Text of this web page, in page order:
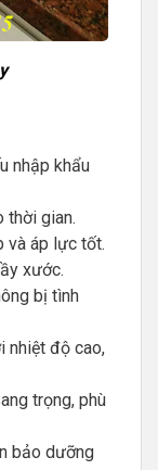
nhập khẩu
thời gian.
và áp lực tốt.
xước.
bị tình
nhiệt độ cao,
trọng, phù
bảo dưỡng